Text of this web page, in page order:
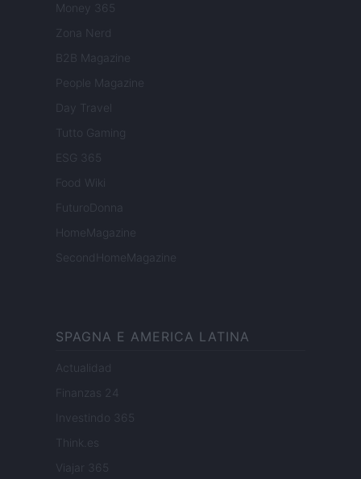
Money 365
Zona Nerd
B2B Magazine
People Magazine
Day Travel
Tutto Gaming
ESG 365
Food Wiki
FuturoDonna
HomeMagazine
SecondHomeMagazine
SPAGNA E AMERICA LATINA
Actualidad
Finanzas 24
Investindo 365
Think.es
Viajar 365